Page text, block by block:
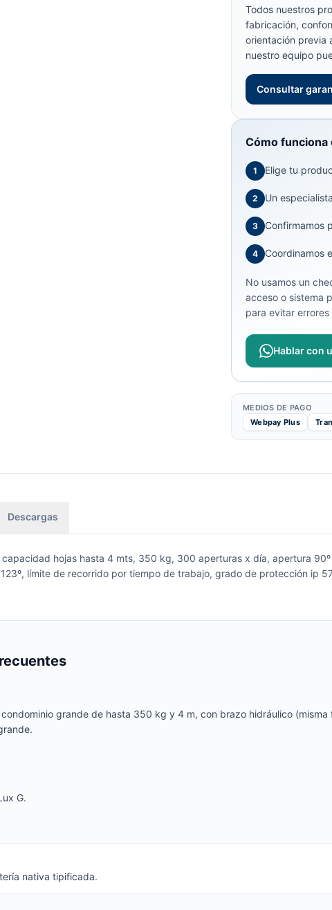
Todos nuestros
fabricación,
orientación previa
nuestro equipo
Consultar
Cómo funciona
1 Elige tu
2 Un
3 Confirmamos
4 Coordinamos
No usamos un
acceso o sistema
para evitar
Hablar con
MEDIOS DE PAGO
Webpay Plus
Descargas
hojas hasta 4 mts, 350 kg, 300 aperturas x día, apertura
límite de recorrido por tiempo de trabajo, grado de protección ip
grande de hasta 350 kg y 4 m, con brazo hidráulico
G.
nativa tipificada.